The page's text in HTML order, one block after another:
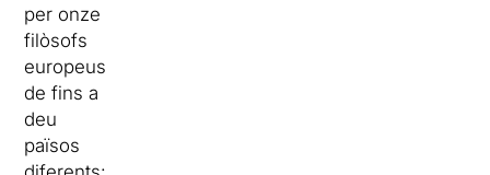
per onze
filòsofs
europeus
de fins a
deu
països